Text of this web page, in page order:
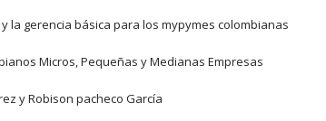
la gerencia básica para los mypymes colombianas
Micros, Pequeñas y Medianas Empresas
y Robison pacheco García